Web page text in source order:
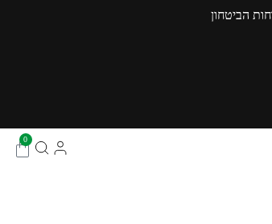
הביטחון
0